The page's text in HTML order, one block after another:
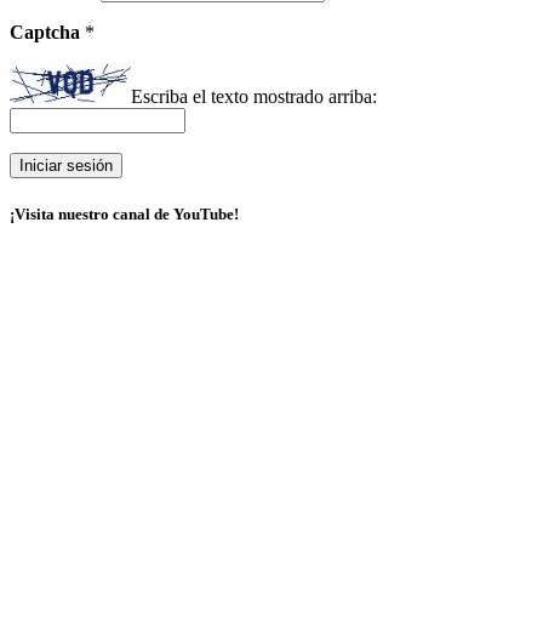
Captcha *
Escriba el texto mostrado arriba:
¡Visita nuestro canal de YouTube!